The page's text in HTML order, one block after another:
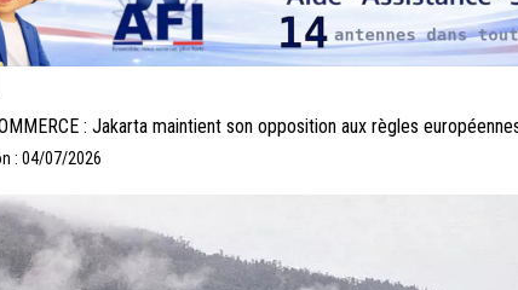
: Jakarta maintient son opposition aux règles
: 04/07/2026